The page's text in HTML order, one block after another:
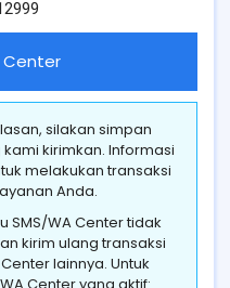
silakan simpan
kirimkan. Informasi
melakukan transaksi
Anda.
SMS/WA Center tidak
kirim ulang transaksi
lainnya. Untuk